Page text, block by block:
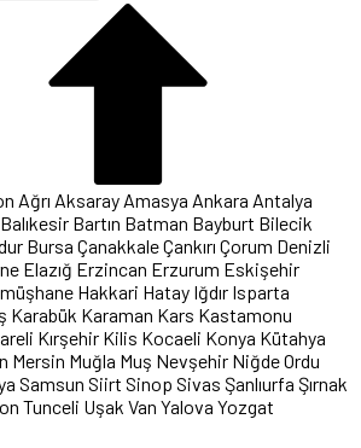
Ağrı Aksaray Amasya Ankara Antalya
Balıkesir Bartın Batman Bayburt Bilecik
Bursa ÇanakkaleÇankırı Çorum Denizli
Elazığ Erzincan Erzurum Eskişehir
Hakkari Hatay Iğdır Isparta
Karabük Karaman Kars Kastamonu
Kırşehir Kilis Kocaeli Konya Kütahya
Mersin Muğla Muş Nevşehir NiğdeOrdu
Samsun Siirt Sinop Sivas Şanlıurfa Şırnak
Tunceli Uşak Van Yalova Yozgat